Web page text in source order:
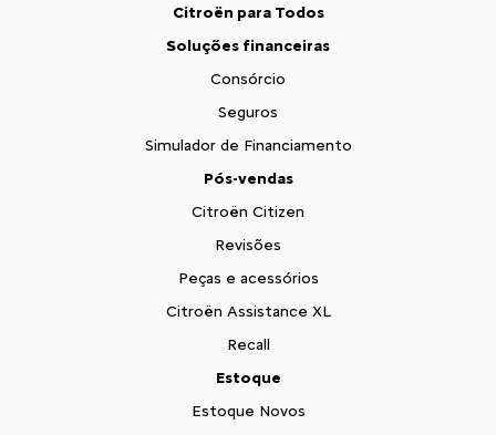
Citroën para Todos
Soluções financeiras
Consórcio
Seguros
Simulador de Financiamento
Pós-vendas
Citroën Citizen
Revisões
Peças e acessórios
Citroën Assistance XL
Recall
Estoque
Estoque Novos